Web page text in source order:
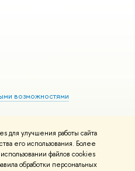
для улучшения работы сайта
его использования. Более
файлов cookies
обработки персональных
возможностями